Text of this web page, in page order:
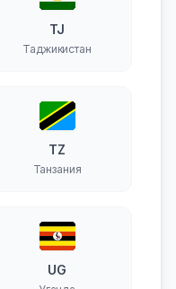
TJ
Таджикистан
TZ
Танзания
UG